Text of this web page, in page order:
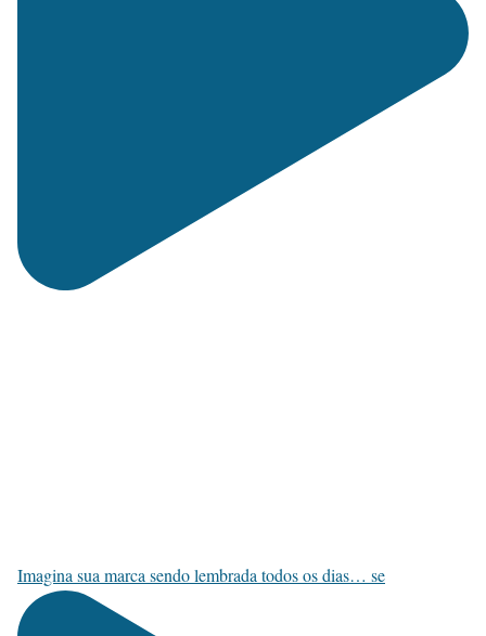
Imagina sua marca sendo lembrada todos os dias… se